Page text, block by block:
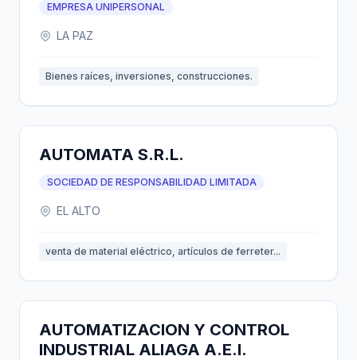
EMPRESA UNIPERSONAL
LA PAZ
Bienes raíces, inversiones, construcciones.
AUTOMATA S.R.L.
SOCIEDAD DE RESPONSABILIDAD LIMITADA
EL ALTO
venta de material eléctrico, artículos de ferreter...
AUTOMATIZACION Y CONTROL
INDUSTRIAL ALIAGA A.E.I.